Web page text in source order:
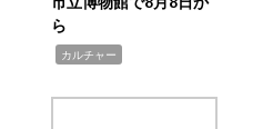
ら
カルチャー